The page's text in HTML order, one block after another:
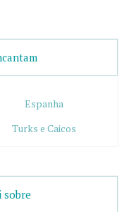
Espanha
Turks e Caicos
sobre